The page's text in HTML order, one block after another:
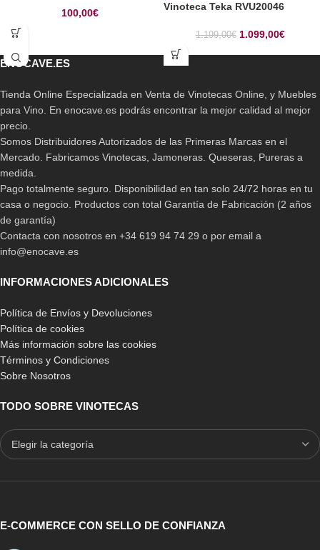
100,00€
Vinoteca Teka RVU20046
1.199,00€ 1.099,00€
ENOCAVE.ES
Tienda Online Especializada en Venta de Vinotecas Online, y Muebles
para Vino. En enocave.es podrás encontrar la mejor calidad al mejor
precio.
Somos Distribuidores Autorizados de las Primeras Marcas en el
Mercado. Fabricamos Vinotecas, Jamoneras. Queseras, Pureras a
medida.
Pago totalmente seguro. Disponibilidad en tan solo 24/72 horas en tu
casa o negocio. Productos con total Garantía de Fabricación (2 años
de garantía)
Contacta con nosotros en +34 619 94 74 29 o por email a
info@enocave.es
INFORMACIONES ADICIONALES
Política de Envíos y Devoluciones
Política de cookies
Más información sobre las cookies
Términos y Condiciones
Sobre Nosotros
TODO SOBRE VINOTECAS
E-COMMERCE CON SELLO DE CONFIANZA